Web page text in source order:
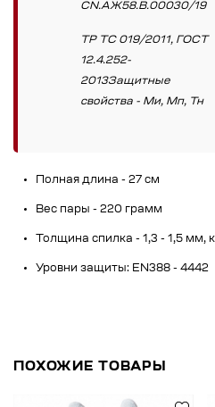
CN.АЖ58.В.00030/19
ТР ТС 019/2011, ГОСТ
12.4.252-
2013Защитные
свойства - Ми, Мп, Тн
Полная длина - 27 см
Вес пары - 220 грамм
Толщина спилка - 1,3 - 1,5 мм,
Уровни защиты: EN388 - 4442
ПОХОЖИЕ ТОВАРЫ